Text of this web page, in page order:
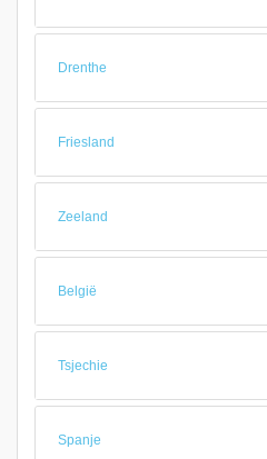
Drenthe
Friesland
Zeeland
België
Tsjechie
Spanje